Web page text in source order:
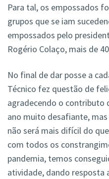
Para tal, os empossados
grupos que se iam
empossados pelo
Rogério Colaço, mais de
No final de dar posse a
Técnico fez questão de
agradecendo o contributo
ano muito desafiante,
não será mais difícil do
com todos os
pandemia, temos
atividade, dando resposta